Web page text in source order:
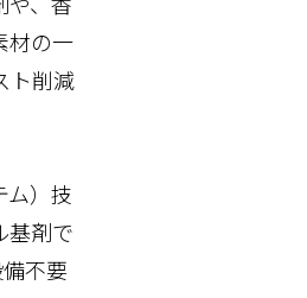
材の一
ト削減
ム）技
基剤で
不要